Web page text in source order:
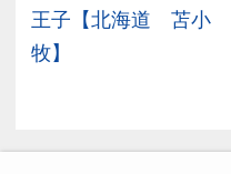
王子【北海道 苫小
牧】